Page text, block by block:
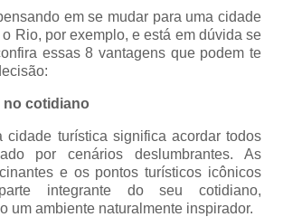
em se mudar para uma cidade
Rio, por exemplo, e está em dúvida se
essas 8 vantagens que podem te
no cotidiano
cidade turística significa acordar todos
por cenários deslumbrantes. As
e os pontos turísticos icônicos
integrante do seu cotidiano,
um ambiente naturalmente inspirador.